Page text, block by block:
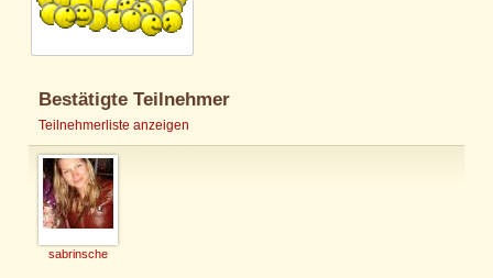
Bestätigte Teilnehmer
Teilnehmerliste anzeigen
sabrinsche